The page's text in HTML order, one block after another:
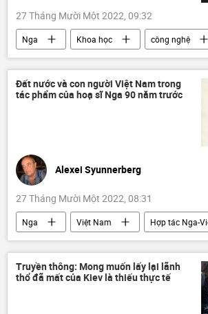
27 Tháng Mười Một 2022, 09:32
Nga Khoa học
công nghệ
bệnh nhân
bệnh ung thư
ung
chuyên gia
Quan điểm-Ý kiến
Đất nước và con người Việt Nam trong
tác phẩm của hoạ sĩ Nga 90 năm trước
Alexei Syunnerberg
27 Tháng Mười Một 2022, 08:31
Nga Việt Nam
Hợp tác Nga-
Quan điểm-Ý kiến
quan hệ quốc tế
Tác giả
Truyền thông: Mong muốn lấy lại lãnh
thổ đã mất của Kiev là thiếu thực tế